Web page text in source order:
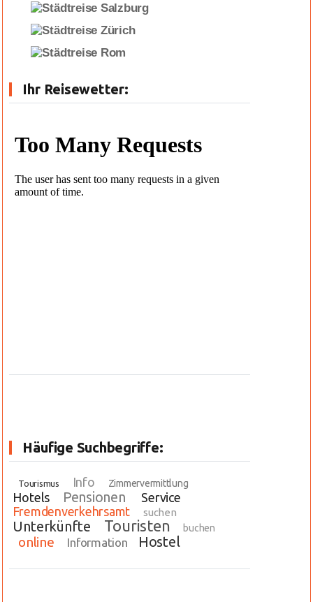
Ihr Reisewetter:
Häufige Suchbegriffe:
Tourismus Info Zimmervermittlung
Hotels Pensionen
Service
Fremdenverkehrsamt
suchen
Unterkünfte Touristen buchen
online Information Hostel